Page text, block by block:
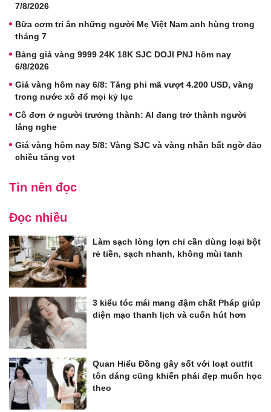
7/8/2026
Bữa cơm tri ân những người Mẹ Việt Nam anh hùng trong
tháng 7
Bảng giá vàng 9999 24K 18K SJC DOJI PNJ hôm nay
6/8/2026
Giá vàng hôm nay 6/8: Tăng phi mã vượt 4.200 USD, vàng
trong nước xô đổ mọi kỷ lục
Cô đơn ở người trưởng thành: AI đang trở thành người
lắng nghe
Giá vàng hôm nay 5/8: Vàng SJC và vàng nhẫn bất ngờ đảo
chiều tăng vọt
Tin nên đọc
Đọc nhiều
Làm sạch lòng lợn chỉ cần dùng loại bột
rẻ tiền, sạch nhanh, không mùi tanh
3 kiểu tóc mái mang đậm chất Pháp giúp
diện mạo thanh lịch và cuốn hút hơn
Quan Hiểu Đồng gây sốt với loạt outfit
tôn dáng cũng khiến phái đẹp muốn học
theo